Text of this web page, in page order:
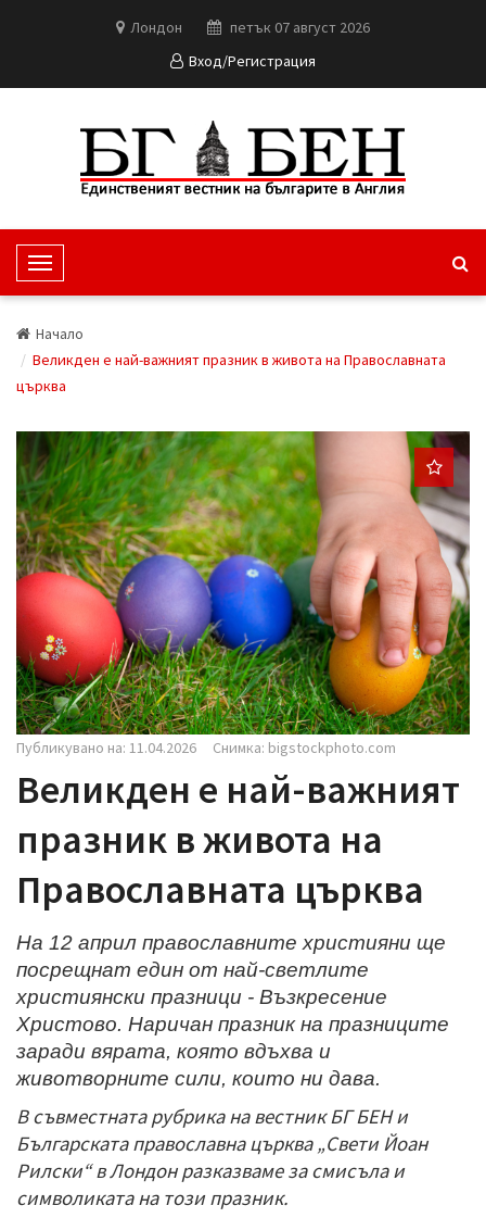
Лондон
петък 07 август 2026
Вход/Регистрация
T
o
g
l
e
v
i
g
a
t
o
n
Начало
Великден е най-важният празник в живота на Православната
църква
Публикувано на: 11.04.2026 Снимка: bigstockphoto.com
Великден е най-важният
празник в живота на
Православната църква
На 12 април православните християни ще
посрещнат един от най-светлите
християнски празници - Възкресение
Христово. Наричан празник на празниците
заради вярата, която вдъхва и
животворните сили, които ни дава.
В съвместната рубрика на вестник БГ БЕН и
Българската православна църква „Свети Йоан
Рилски“ в Лондон разказваме за смисъла и
символиката на този празник.